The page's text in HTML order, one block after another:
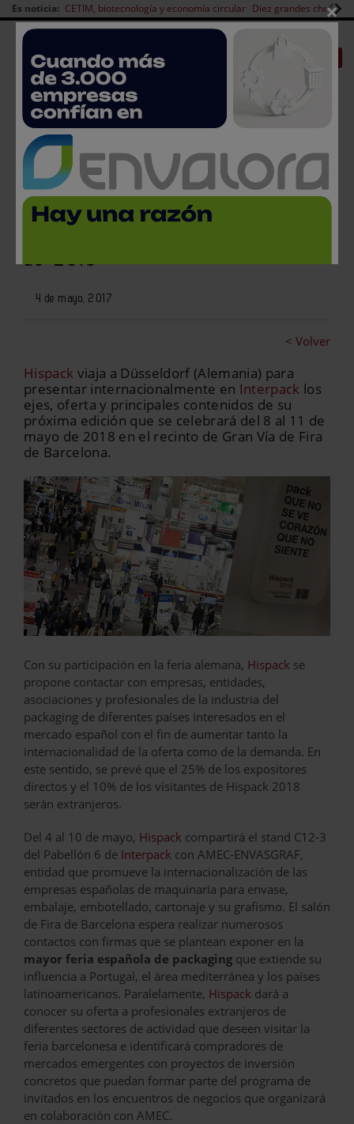
Es noticia: CETIM, biotecnología y economía circular Diez grandes chefs
Redes Sociales
Es noticia
| CANAL EMPLEO Login empresas Registro
Hispack presenta en el mercado
europeo los ejes de su edición
de 2018
4 de mayo, 2017
< Volver
Hispack viaja a Düsseldorf (Alemania) para
presentar internacionalmente en Interpack los
ejes, oferta y principales contenidos de su
próxima edición que se celebrará del 8 al 11 de
mayo de 2018 en el recinto de Gran Vía de Fira
de Barcelona.
Con su participación en la feria alemana, Hispack se
propone contactar con empresas, entidades,
asociaciones y profesionales de la industria del
packaging de diferentes países interesados en el
mercado español con el fin de aumentar tanto la
internacionalidad de la oferta como de la demanda. En
este sentido, se prevé que el 25% de los expositores
directos y el 10% de los visitantes de Hispack 2018
serán extranjeros.
Del 4 al 10 de mayo, Hispack compartirá el stand C12-3
del Pabellón 6 de Interpack con AMEC-ENVASGRAF,
entidad que promueve la internacionalización de las
empresas españolas de maquinaria para envase,
embalaje, embotellado, cartonaje y su grafismo. El salón
de Fira de Barcelona espera realizar numerosos
contactos con firmas que se plantean exponer en la
mayor feria española de packaging que extiende su
influencia a Portugal, el área mediterránea y los países
latinoamericanos. Paralelamente, Hispack dará a
conocer su oferta a profesionales extranjeros de
diferentes sectores de actividad que deseen visitar la
feria barcelonesa e identificará compradores de
mercados emergentes con proyectos de inversión
concretos que puedan formar parte del programa de
invitados en los encuentros de negocios que organizará
en colaboración con AMEC.
×